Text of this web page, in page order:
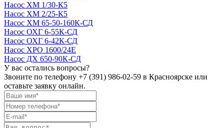
Насос ХМ 1/30-К5
Насос ХМ 2/25-К5
Насос ХМ 65-50-160К-СД
Насос ОХГ 6-55К-СД
Насос ОХГ 6-42К-СД
Насос ХРО 1600/24Е
Насос ДХ 650-90К-СД
У вас остались вопросы?
Звоните по телефону +7 (391) 986-02-59 в Красноярске или
оставьте заявку онлайн.